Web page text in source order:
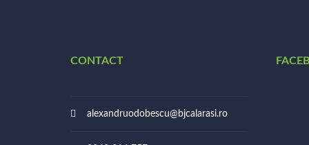
CONTACT
alexandruodobescu@bjcalarasi.ro